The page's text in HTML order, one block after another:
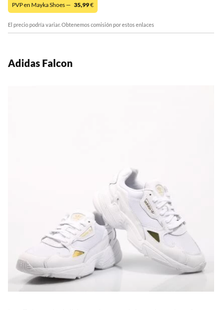
PVP en Mayka Shoes — 35,99€
El precio podría variar. Obtenemos comisión por estos enlaces
Adidas Falcon